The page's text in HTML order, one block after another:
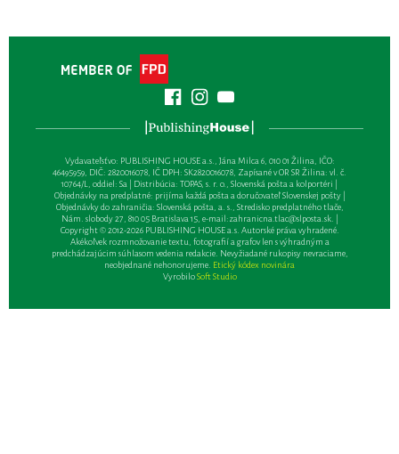
Vydavateľsťvo: PUBLISHING HOUSE a.s., Jána Milca 6, 010 01 Žilina, IČO:
46495959, DIČ: 2820016078, IČ DPH: SK2820016078, Zapísané v OR SR Žilina: vl. č.
10764/L, oddiel: Sa | Distribúcia: TOPAS, s. r. o., Slovenská pošta a kolportéri |
Objednávky na predplatné: prijíma každá pošta a doručovateľ Slovenskej pošty |
Objednávky do zahraničia: Slovenská pošta, a. s., Stredisko predplatného tlače,
Nám. slobody 27, 810 05 Bratislava 15, e-mail:zahranicna.tlac@slposta.sk. |
Copyright © 2012-2026 PUBLISHING HOUSE a.s. Autorské práva vyhradené.
Akékoľvek rozmnožovanie textu, fotografií a grafov len s výhradným a
predchádzajúcim súhlasom vedenia redakcie. Nevyžiadané rukopisy nevraciame,
neobjednané nehonorujeme. Etický kódex novinára
VyrobiloSoft Studio